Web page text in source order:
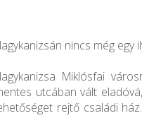
nincs még egy
Miklósfai
utcában vált
rejtő családi